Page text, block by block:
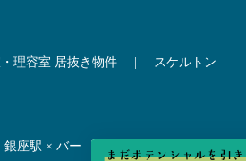
理容室 居抜き物件 スケルトン
銀座駅 × バー 吉祥寺駅 × 居酒屋